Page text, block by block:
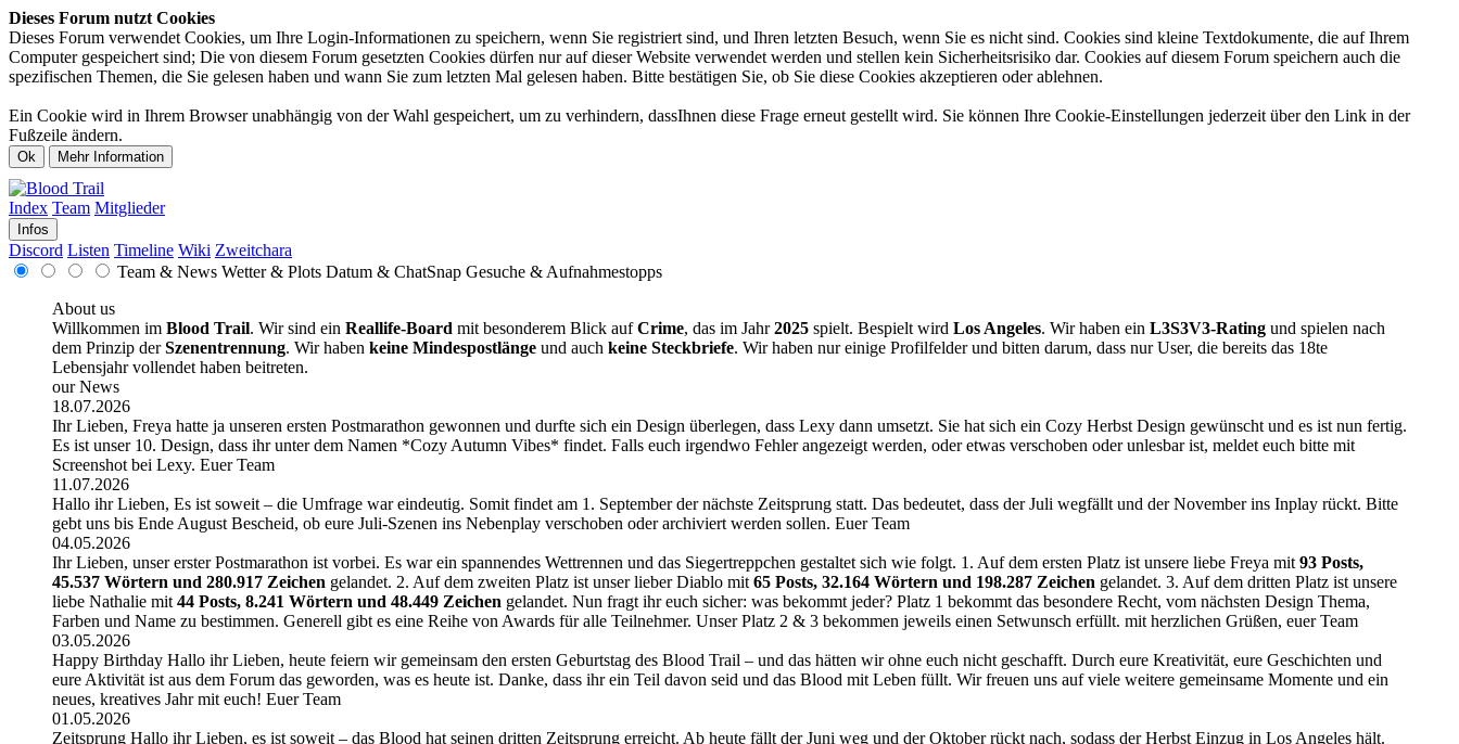
Dieses Forum nutzt Cookies
Dieses Forum verwendet Cookies, um Ihre Login-Informationen zu speichern, wenn Sie registriert sind, und Ihren letzten Besuch, wenn Sie es nicht sind. Cookies sind kleine Textdokumente, die auf Ihrem
Computer gespeichert sind; Die von diesem Forum gesetzten Cookies dürfen nur auf dieser Website verwendet werden und stellen kein Sicherheitsrisiko dar. Cookies auf diesem Forum speichern auch die
spezifischen Themen, die Sie gelesen haben und wann Sie zum letzten Mal gelesen haben. Bitte bestätigen Sie, ob Sie diese Cookies akzeptieren oder ablehnen.
Ein Cookie wird in Ihrem Browser unabhängig von der Wahl gespeichert, um zu verhindern, dassIhnen diese Frage erneut gestellt wird. Sie können Ihre Cookie-Einstellungen jederzeit über den Link in der
Fußzeile ändern.
Index Team Mitglieder
Infos
Discord Listen Timeline Wiki Zweitchara
Team & News Wetter & Plots Datum & ChatSnap Gesuche & Aufnahmestopps
About us
Willkommen im Blood Trail. Wir sind ein Reallife-Board mit besonderem Blick aufCrime, das im Jahr2025 spielt. Bespielt wird Los Angeles. Wir haben ein L3S3V3-Rating und spielen nach
dem Prinzip derSzenentrennung. Wir haben keine Mindespostlänge und auch keine Steckbriefe. Wir haben nur einige Profilfelder und bitten darum, dass nur User, die bereits das 18te
Lebensjahr vollendet haben beitreten.
our News
18.07.2026
Ihr Lieben, Freya hatte ja unseren ersten Postmarathon gewonnen und durfte sich ein Design überlegen, dass Lexy dann umsetzt. Sie hat sich ein Cozy Herbst Design gewünscht und es ist nun fertig.
Es ist unser 10. Design, dass ihr unter dem Namen *Cozy Autumn Vibes* findet. Falls euch irgendwo Fehler angezeigt werden, oder etwas verschoben oder unlesbar ist, meldet euch bitte mit
Screenshot bei Lexy. Euer Team
11.07.2026
Hallo ihr Lieben, Es ist soweit – die Umfrage war eindeutig. Somit findet am 1. September der nächste Zeitsprung statt. Das bedeutet, dass der Juli wegfällt und der November ins Inplay rückt. Bitte
gebt uns bis Ende August Bescheid, ob eure Juli-Szenen ins Nebenplay verschoben oder archiviert werden sollen. Euer Team
04.05.2026
Ihr Lieben, unser erster Postmarathon ist vorbei. Es war ein spannendes Wettrennen und das Siegertreppchen gestaltet sich wie folgt. 1. Auf dem ersten Platz ist unsere liebe Freya mit 93 Posts,
45.537 Wörtern und 280.917 Zeichen gelandet. 2. Auf dem zweiten Platz ist unser lieber Diablo mit 65 Posts, 32.164 Wörtern und 198.287 Zeichen gelandet. 3. Auf dem dritten Platz ist unsere
liebe Nathalie mit 44 Posts, 8.241 Wörtern und 48.449 Zeichen gelandet. Nun fragt ihr euch sicher: was bekommt jeder? Platz 1 bekommt das besondere Recht, vom nächsten Design Thema,
Farben und Name zu bestimmen. Generell gibt es eine Reihe von Awards für alle Teilnehmer. Unser Platz 2 & 3 bekommen jeweils einen Setwunsch erfüllt. mit herzlichen Grüßen, euer Team
03.05.2026
Happy Birthday Hallo ihr Lieben, heute feiern wir gemeinsam den ersten Geburtstag des Blood Trail – und das hätten wir ohne euch nicht geschafft. Durch eure Kreativität, eure Geschichten und
eure Aktivität ist aus dem Forum das geworden, was es heute ist. Danke, dass ihr ein Teil davon seid und das Blood mit Leben füllt. Wir freuen uns auf viele weitere gemeinsame Momente und ein
neues, kreatives Jahr mit euch! Euer Team
01.05.2026
Zeitsprung Hallo ihr Lieben, es ist soweit – das Blood hat seinen dritten Zeitsprung erreicht. Ab heute fällt der Juni weg und der Oktober rückt nach, sodass der Herbst Einzug in Los Angeles hält.